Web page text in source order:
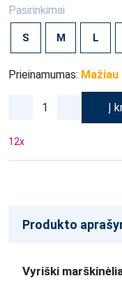
Pasirinkimai
S M L
Prieinamumas: Mažiau
Į
12x
Produkto
Vyriški